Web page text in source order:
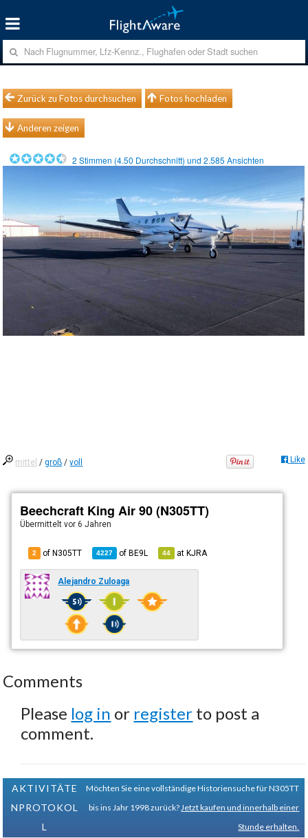
Zurück zu Fotos durchsuchen Fotos hochladen
Anderen zeigen
2 Stimmen (4.50 Durchschnitt) und2.585 Ansichten
mittel /groß /voll Like
Beechcraft King Air 90 (N305TT)
Übermitteltvor 6 Jahren
2 of N305TT 4227 ofBE9L 44 atKJRA
Alejandro Zuloaga
Comments
Please log in or register to post a
comment.
AKTIVITÄTE
NPROTOKOL
L
Möchten Sie eine vollständige Historiensuche für N305TT
bis ins Jahr 1998 zurück? Jetzt kaufen und innerhalb einer
Stunde erhalten.